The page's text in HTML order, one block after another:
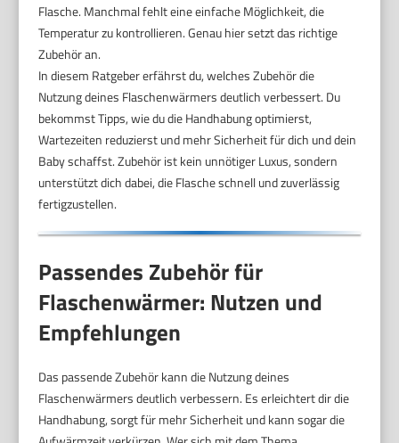
Flasche. Manchmal fehlt eine einfache Möglichkeit, die
Temperatur zu kontrollieren. Genau hier setzt das richtige
Zubehör an.
In diesem Ratgeber erfährst du, welches Zubehör die
Nutzung deines Flaschenwärmers deutlich verbessert. Du
bekommst Tipps, wie du die Handhabung optimierst,
Wartezeiten reduzierst und mehr Sicherheit für dich und dein
Baby schaffst. Zubehör ist kein unnötiger Luxus, sondern
unterstützt dich dabei, die Flasche schnell und zuverlässig
fertigzustellen.
Passendes Zubehör für
Flaschenwärmer: Nutzen und
Empfehlungen
Das passende Zubehör kann die Nutzung deines
Flaschenwärmers deutlich verbessern. Es erleichtert dir die
Handhabung, sorgt für mehr Sicherheit und kann sogar die